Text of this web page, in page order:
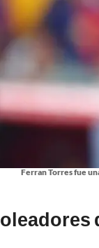
Ferran Torres fue